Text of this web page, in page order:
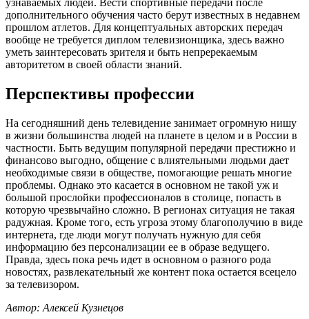
узнаваемых людей. Вести спортивные передачи после
дополнительного обучения часто берут известных в недавнем
прошлом атлетов. Для концептуальных авторских передач
вообще не требуется диплом телевизионщика, здесь важно
уметь заинтересовать зрителя и быть непререкаемым
авторитетом в своей области знаний.
Перспективы профессии
На сегодняшний день телевидение занимает огромную нишу
в жизни большинства людей на планете в целом и в России в
частности. Быть ведущим популярной передачи престижно и
финансово выгодно, общение с влиятельными людьми дает
необходимые связи в обществе, помогающие решать многие
проблемы. Однако это касается в основном не такой уж и
большой прослойки профессионалов в столице, попасть в
которую чрезвычайно сложно. В регионах ситуация не такая
радужная. Кроме того, есть угроза этому благополучию в виде
интернета, где люди могут получать нужную для себя
информацию без персонализации ее в образе ведущего.
Правда, здесь пока речь идет в основном о разного рода
новостях, развлекательный же контент пока остается всецело
за телевизором.
Автор: Алексей Кузнецов